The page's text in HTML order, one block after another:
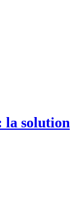
la solution